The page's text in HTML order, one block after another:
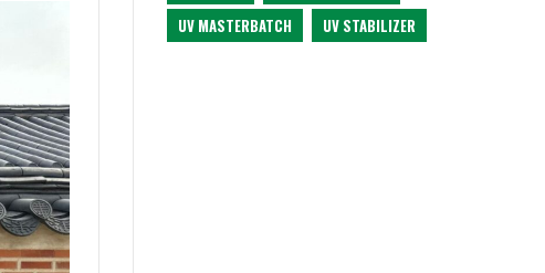
UV MASTERBATCH
UV STABILIZER